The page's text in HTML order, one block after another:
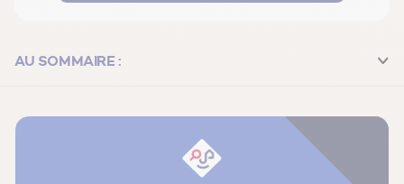
AU SOMMAIRE :
Quelles sont les propriétés isolantes de la ouate de